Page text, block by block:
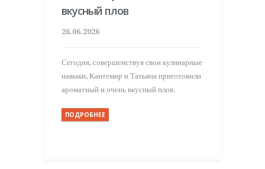
вкусный плов
26.06.2026
Сегодня, совершенствуя свои кулинарные
навыки, Кантемир и Татьяна приготовили
ароматный и очень вкусный плов.
ПОДРОБНЕЕ